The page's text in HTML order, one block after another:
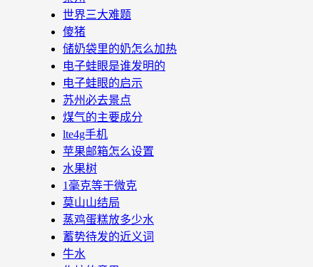
世界三大难题
傻猪
储奶袋里的奶怎么加热
电子蛙眼是谁发明的
电子蛙眼的启示
苏州必去景点
煤气的主要成分
lte4g手机
苹果邮箱怎么设置
水果树
1毫克等于微克
莫山山结局
蒸鸡蛋糕放多少水
蓄势待发的近义词
牛水